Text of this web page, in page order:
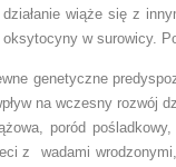
wiąże się z
oksytocyny w surowicy.
genetyczne
na wczesny
poród
z wadami